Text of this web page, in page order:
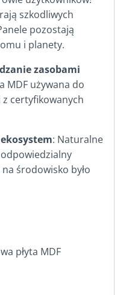
szkodliwych
pozostają
i planety.
zasobami
MDF używana do
certyfikowanych
: Naturalne
środowisko było
płyta MDF